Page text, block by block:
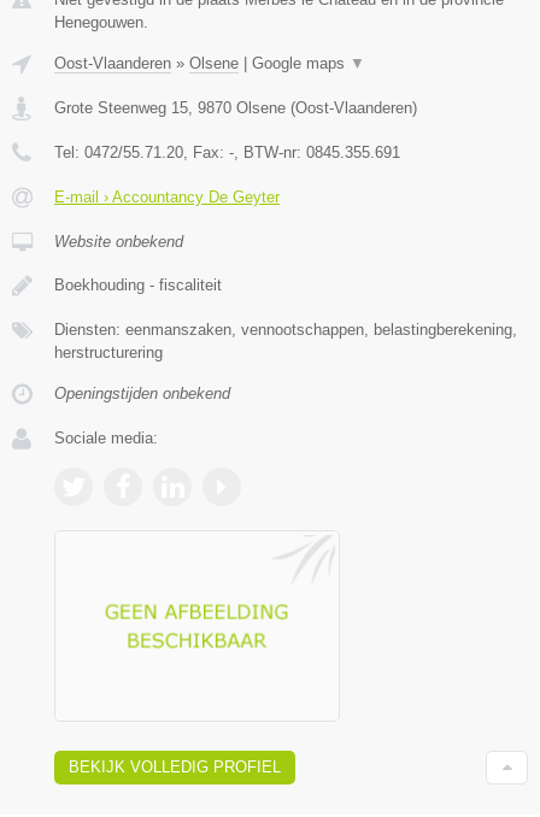
Henegouwen.
Oost-Vlaanderen » Olsene Google maps ▼
Grote Steenweg 15 9870 Olsene (Oost-Vlaanderen)
Tel: 0472/55.71.20 , Fax: - , BTW-nr: 0845.355.691
E-mail › Accountancy De Geyter
Website onbekend
Boekhouding - fiscaliteit
Diensten: eenmanszaken, vennootschappen, belastingberekening,
herstructurering
Openingstijden onbekend
Sociale media:
BEKIJK VOLLEDIG PROFIEL